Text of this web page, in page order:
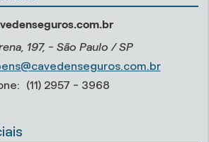
197, - São Paulo / SP
(11) 2957 - 3968